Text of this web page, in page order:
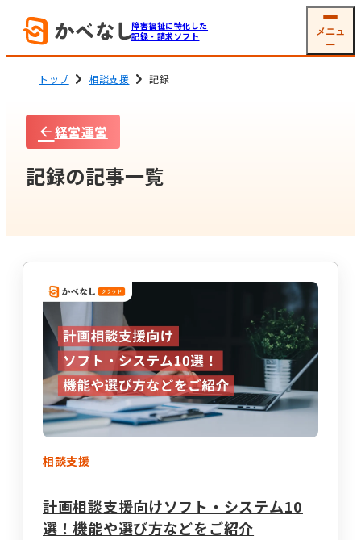
障害福祉に特化した
記録・請求ソフト
メニュ
ー
就労系サービス
生活介護
ソフトの機能
メール交付
その他機能
開業支援サービス
サービス詳細
事業計画立案支援
法人設立 指定申請代行
求人広告掲載・人材紹介
総合トップ
トップ 相談支援 記録
経営運営
記録の記事一覧
相談支援
計画相談支援向けソフト・システム10
選！機能や選び方などをご紹介